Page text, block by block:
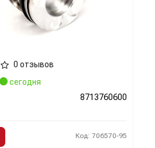
0 отзывов
сегодня
8713760600
Код: 706570-95